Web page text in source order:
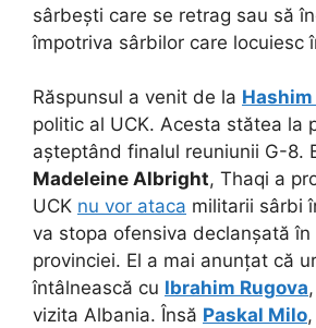
sârbești care se retrag sau să
împotriva sârbilor care locuiesc
Răspunsul a venit de la
politic al UCK. Acesta stătea la
așteptând finalul reuniunii G-8.
Madeleine Albright, Thaqi a
UCK nu vor ataca militarii sârbi
va stopa ofensiva declanșată în
provinciei. El a mai anunțat că
întâlnească cu Ibrahim Rugova
vizita Albania. Însă Paskal Milo